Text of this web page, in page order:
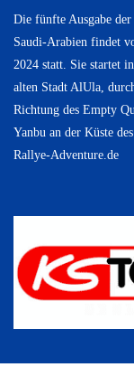
Die fünfte Ausgabe
Saudi-Arabien findet
2024 statt. Sie startet
alten Stadt AlUla,
Richtung des Empty
Yanbu an der Küste
Rallye-Adventure.de